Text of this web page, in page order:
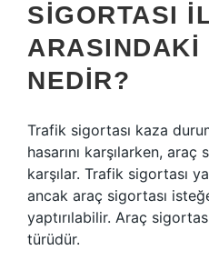
SIGORTASI
ARASINDAKI
NEDIR?
Trafik sigortası kaza
hasarını karşılarken, araç
karşılar. Trafik sigortası
ancak araç sigortası
yaptırılabilir. Araç
türüdür.